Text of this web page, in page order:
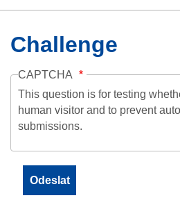
Challenge
CAPTCHA
This question is for testing
human visitor and to prevent
submissions.